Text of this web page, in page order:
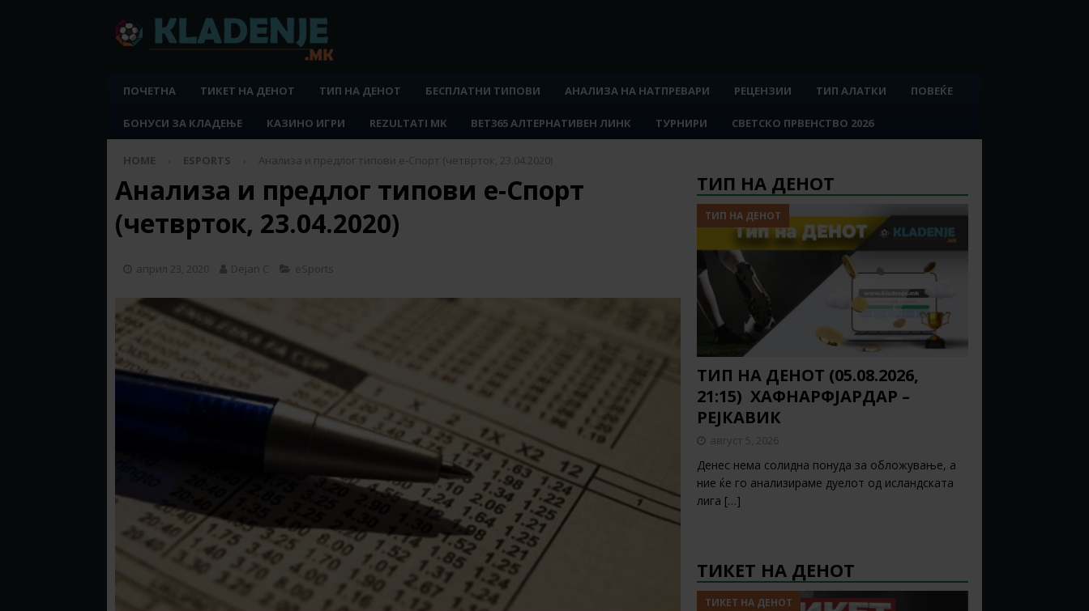
ПОЧЕТНА ТИКЕТ НА ДЕНОТ ТИП НА ДЕНОТ БЕСПЛАТНИ ТИПОВИ АНАЛИЗА НА НАТПРЕВАРИ РЕЦЕНЗИИ ТИП АЛАТКИ ПОВЕЌЕ
БОНУСИ ЗА КЛАДЕЊЕ КАЗИНО ИГРИ REZULTATI MK BET365 АЛТЕРНАТИВЕН ЛИНК ТУРНИРИ СВЕТСКО ПРВЕНСТВО 2026
HOME ESPORTS Анализа и предлог типови е-Спорт (четврток, 23.04.2020)
Анализа и предлог типови е-Спорт
(четврток, 23.04.2020)
април 23, 2020 Dejan C eSports
ТИП НА ДЕНОТ
ТИП НА ДЕНОТ
ТИП НА ДЕНОТ (05.08.2026,
21:15) ХАФНАРФЈАРДАР –
РЕЈКАВИК
август 5, 2026
Денес нема солидна понуда за обложување, а
ние ќе го анализираме дуелот од исландската
лига […]
ТИКЕТ НА ДЕНОТ
ТИКЕТ НА ДЕНОТ